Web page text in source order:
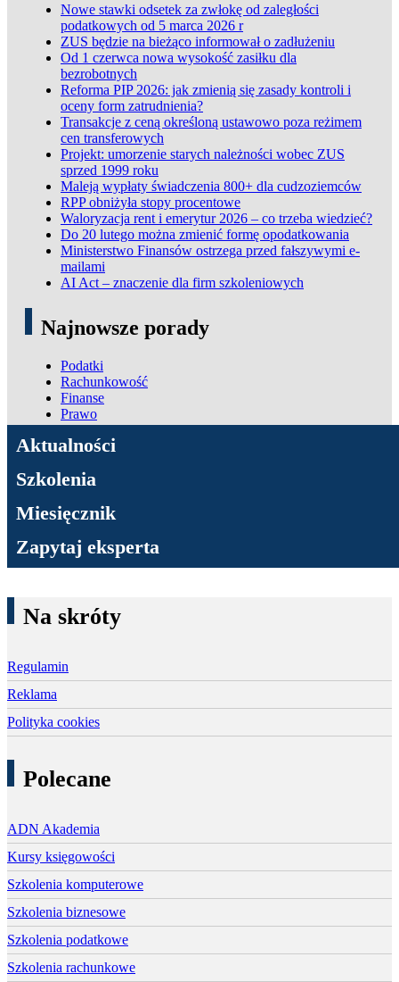
Nowe stawki odsetek za zwłokę od zaległości
podatkowych od 5 marca 2026 r
ZUS będzie na bieżąco informował o zadłużeniu
Od 1 czerwca nowa wysokość zasiłku dla
bezrobotnych
Reforma PIP 2026: jak zmienią się zasady kontroli i
oceny form zatrudnienia?
Transakcje z ceną określoną ustawowo poza reżimem
cen transferowych
Projekt: umorzenie starych należności wobec ZUS
sprzed 1999 roku
Maleją wypłaty świadczenia 800+ dla cudzoziemców
RPP obniżyła stopy procentowe
Waloryzacja rent i emerytur 2026 – co trzeba wiedzieć?
Do 20 lutego można zmienić formę opodatkowania
Ministerstwo Finansów ostrzega przed fałszywymi e-
mailami
AI Act – znaczenie dla firm szkoleniowych
Najnowsze porady
Podatki
Rachunkowość
Finanse
Prawo
ADN Podatki
Aktualności
Szkolenia
Miesięcznik
Zapytaj eksperta
Na skróty
Regulamin
Reklama
Polityka cookies
Polecane
ADN Akademia
Kursy księgowości
Szkolenia komputerowe
Szkolenia biznesowe
Szkolenia podatkowe
Szkolenia rachunkowe